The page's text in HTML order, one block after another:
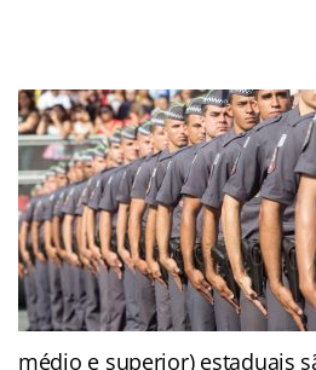
médio e superior) estaduais